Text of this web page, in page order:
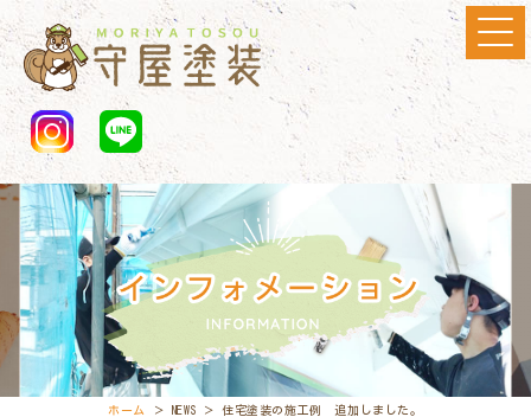
ホーム ＞ NEWS ＞ 住宅塗装の施工例 追加しました。